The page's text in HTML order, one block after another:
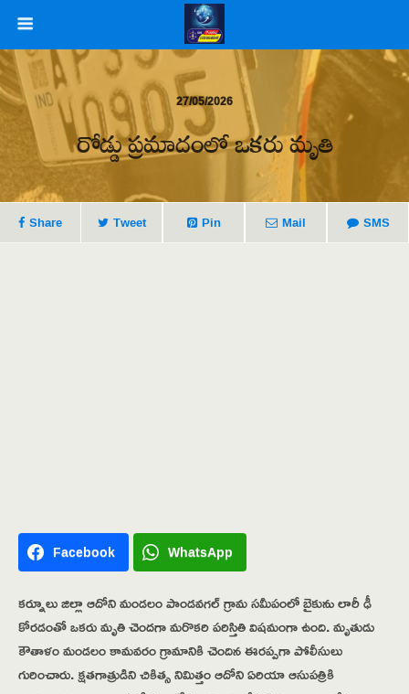
27/05/2026
రోడ్డు ప్రమాదంలో ఒకరు మృతి
Share Tweet Pin Mail SMS
Facebook WhatsApp
కర్నూలు జిల్లా ఆదోని మండలం పాండవగల్ గ్రామ సమీపంలో బైకును లారీ ఢీ
కోరడంతో ఒకరు మృతి చెందగా మరొకరి పరిస్తితి విషమంగా ఉంది. మృతుడు
కౌతాళం మండలం కామవరం గ్రామానికి చెందిన ఈరప్పగా పోలీసులు
గురించారు. క్షతగాత్రుడిని చికిత్స నిమిత్తం ఆదోని ఏరియా ఆసుపత్రికి